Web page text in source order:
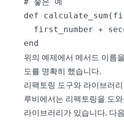
def
first_number +
위의 예제에서 메서드 이름
도를 명확히 했습니다.
리팩토링 도구와 라이브러리
루비에서는 리팩토링을 도
라이브러리가 있습니다. 다